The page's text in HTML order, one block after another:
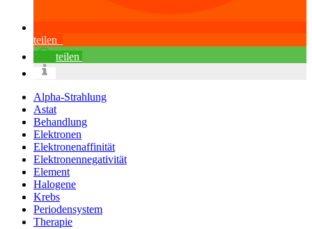
teilen
teilen
Alpha-Strahlung
Astat
Behandlung
Elektronen
Elektronenaffinität
Elektronennegativität
Element
Halogene
Krebs
Periodensystem
Therapie